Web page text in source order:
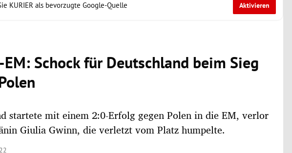
KURIER als bevorzugte Google-Quelle Aktivieren
EM: Schock für Deutschland beim Sieg
startete mit einem 2:0-Erfolg gegen Polen in die EM, verlor
Giulia Gwinn, die verletzt vom Platz humpelte.